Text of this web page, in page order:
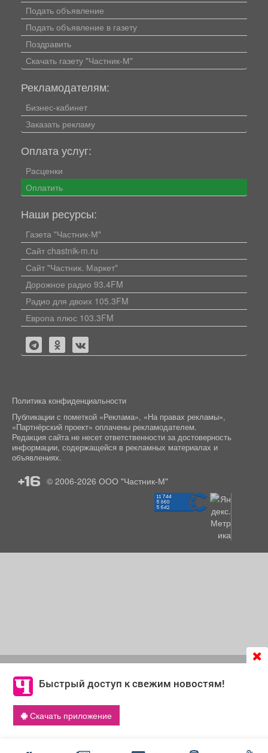
Быстрый доступ к свежим новостям!
Скачать приложение
согласие на обработку файлов cookie, которые
обеспечивают корректную работу сайта и сбора
информации для улучшения качества сервисов.
Что такое cookie
Подать объявление
Подать объявление в газету
Поздравить
Скачать газету "Частник-М"
Рекламодателям:
Бизнес-кабинет
Заказать рекламу
Оплата услуг:
Расценки
Оплатить
Наши ресурсы:
Газета "Частник-М"
Сайт chastnik-m.ru
Сайт "Частник. Маркет"
Дорожное радио 93.4FM
Радио для двоих 105.3FM
Европа плюс 103.3FM
Политика конфиденциальности
Публикации с пометкой «Реклама», «На правах рекламы»,
«Партнёрский проект» оплачены рекламодателем.
Редакция сайта не несет ответственности за достоверность
информации, содержащейся в рекламных материалах и
объявлениях.
+16 © 2006-2026 ООО "Частник-М"